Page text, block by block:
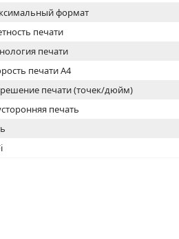
формат
печати
печати
печати А4
печати (точек/дюйм)
печать